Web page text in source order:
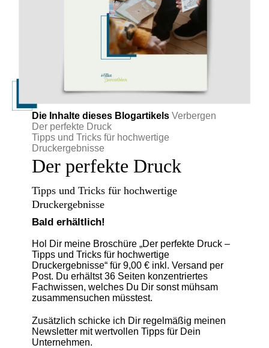
Die Inhalte dieses Blogartikels Verbergen
Der perfekte Druck
Tipps und Tricks für hochwertige
Druckergebnisse
Der perfekte Druck
Tipps und Tricks für hochwertige
Druckergebnisse
Bald erhältlich!
Hol Dir meine Broschüre „Der perfekte Druck –
Tipps und Tricks für hochwertige
Druckergebnisse“ für 9,00 € inkl. Versand per
Post. Du erhältst 36 Seiten konzentriertes
Fachwissen, welches Du Dir sonst mühsam
zusammensuchen müsstest.
Zusätzlich schicke ich Dir regelmäßig meinen
Newsletter mit wertvollen Tipps für Dein
Unternehmen.